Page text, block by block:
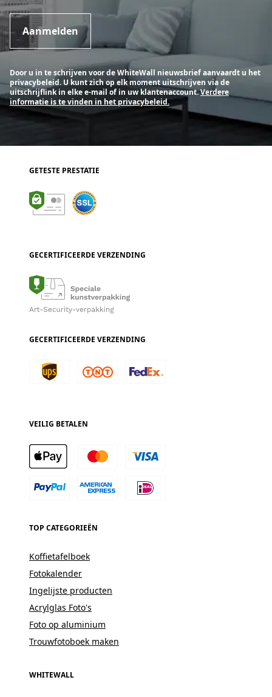
Aanmelden
Door u in te schrijven voor de WhiteWall nieuwsbrief aanvaardt u het
privacybeleid. U kunt zich op elk moment uitschrijven via de
uitschrijflink in elke e-mail of in uw klantenaccount.Verdere
informatie is te vinden in het privacybeleid.
GETESTE PRESTATIE
GECERTIFICEERDE VERZENDING
GECERTIFICEERDE VERZENDING
VEILIG BETALEN
TOP CATEGORIEËN
Koffietafelboek
Fotokalender
Ingelijste producten
Acrylglas Foto's
Foto op aluminium
Trouwfotoboek maken
WHITEWALL